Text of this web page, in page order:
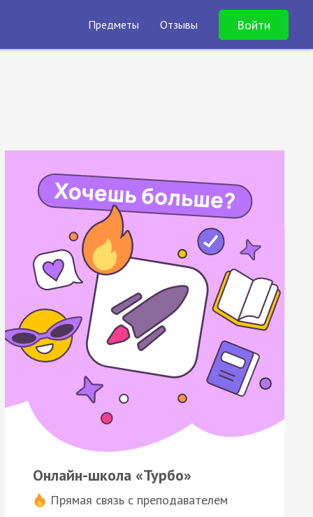
Предметы Отзывы Войти
Онлайн-школа «Турбо»
Прямая связь с преподавателем